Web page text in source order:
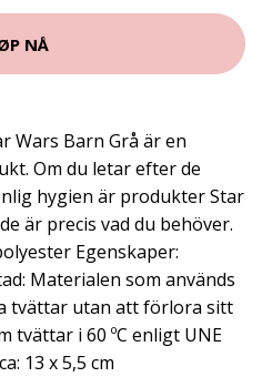
NÅ
Wars Barn Grå är en
Om du letar efter de
hygien är produkter Star
är precis vad du behöver.
Egenskaper:
Materialen som används
tvättar utan att förlora sitt
tvättar i 60 ºC enligt UNE
13 x 5,5 cm